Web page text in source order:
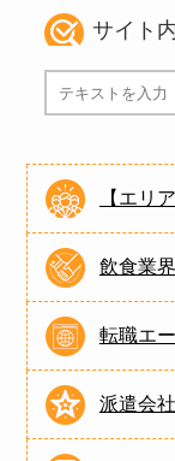
サイト
【エリ
飲食業
転職エ
派遣会